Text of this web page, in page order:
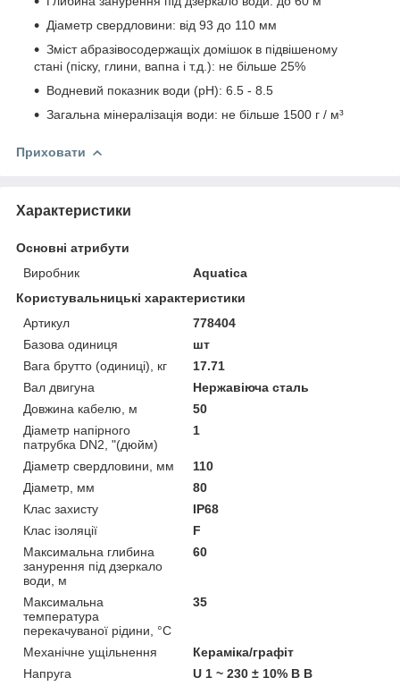
Діаметр свердловини: від 93 до 110 мм
Зміст абразівосодержащіх домішок в підвішеному
стані (піску, глини, вапна і т.д.): не більше 25%
Водневий показник води (pH): 6.5 - 8.5
Загальна мінералізація води: не більше 1500 г / м³
Приховати
Характеристики
Основні атрибути
Виробник
Aquatica
Користувальницькі характеристики
Артикул
778404
Базова одиниця
шт
Вага брутто (одиниці), кг
17.71
Вал двигуна
Нержавіюча сталь
Довжина кабелю, м
50
Діаметр напірного
патрубка DN2, "(дюйм)
1
Діаметр свердловини, мм
110
Діаметр, мм
80
Клас захисту
IP68
Клас ізоляції
F
Максимальна глибина
занурення під дзеркало
води, м
60
Максимальна
температура
перекачуваної рідини, °C
35
Механічне ущільнення
Кераміка/графіт
Напруга
U 1 ~ 230 ± 10% В В